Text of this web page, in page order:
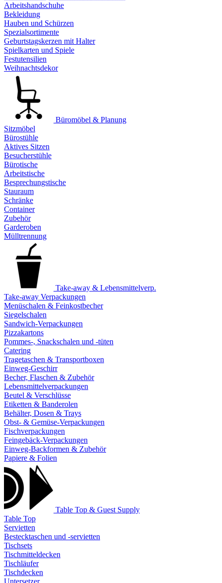
Arbeitshandschuhe
Bekleidung
Hauben und Schürzen
Spezialsortimente
Geburtstagskerzen mit Halter
Spielkarten und Spiele
Festutensilien
Weihnachtsdekor
Büromöbel & Planung
Sitzmöbel
Bürostühle
Aktives Sitzen
Besucherstühle
Bürotische
Arbeitstische
Besprechungstische
Stauraum
Schränke
Container
Zubehör
Garderoben
Mülltrennung
Take-away & Lebensmittelverp.
Take-away Verpackungen
Menüschalen & Feinkostbecher
Siegelschalen
Sandwich-Verpackungen
Pizzakartons
Pommes-, Snackschalen und -tüten
Catering
Tragetaschen & Transportboxen
Einweg-Geschirr
Becher, Flaschen & Zubehör
Lebensmittelverpackungen
Beutel & Verschlüsse
Etiketten & Banderolen
Behälter, Dosen & Trays
Obst- & Gemüse-Verpackungen
Fischverpackungen
Feingebäck-Verpackungen
Einweg-Backformen & Zubehör
Papiere & Folien
Table Top & Guest Supply
Table Top
Servietten
Bestecktaschen und -servietten
Tischsets
Tischmitteldecken
Tischläufer
Tischdecken